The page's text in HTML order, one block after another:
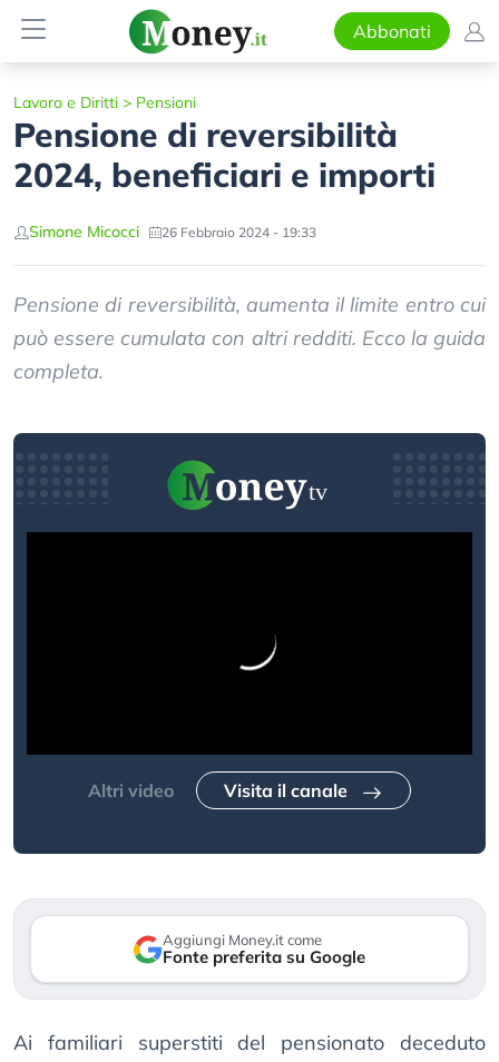
Abbonati
Lavoro e Diritti > Pensioni
Pensione di reversibilità
2024, beneficiari e importi
Simone Micocci 26 Febbraio 2024 - 19:33
Pensione di reversibilità, aumenta il limite entro cui
può essere cumulata con altri redditi. Ecco la guida
completa.
Altri video Visita il canale
Aggiungi Money.it come
Fonte preferita su Google
Ai familiari superstiti del pensionato deceduto